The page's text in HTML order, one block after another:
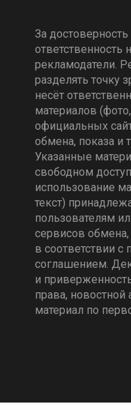
За
ответственность
рекламодатели.
разделять точку
несёт
материалов
официальных
обмена, показа и
Указанные
свободном
использование
текст)
пользователям
сервисов
в соответствии с
соглашением.
и
права, новостной
материал по